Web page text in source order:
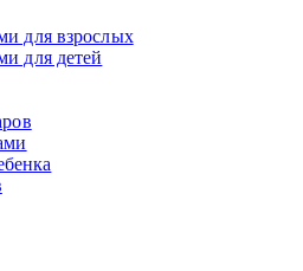
для взрослых
для детей